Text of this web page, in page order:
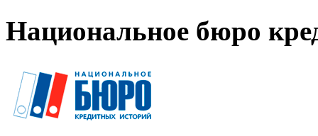
Национальное бюро